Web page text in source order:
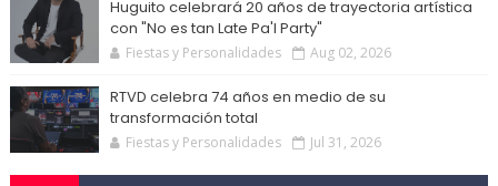
Huguito celebrará 20 años de trayectoria artística
con "No es tan Late Pa'l Party"
Fiestas y Personalidades Aug 02, 2026
RTVD celebra 74 años en medio de su
transformación total
Fiestas y Personalidades Jul 31, 2026